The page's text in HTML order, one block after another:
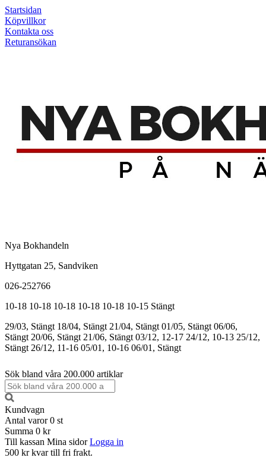
Startsidan
Köpvillkor
Kontakta oss
Returansökan
Nya Bokhandeln
Hyttgatan 25, Sandviken
026-252766
10-18 10-18 10-18 10-18 10-18 10-15 Stängt
29/03, Stängt 18/04, Stängt 21/04, Stängt 01/05, Stängt 06/06,
Stängt 20/06, Stängt 21/06, Stängt 03/12, 12-17 24/12, 10-13 25/12,
Stängt 26/12, 11-16 05/01, 10-16 06/01, Stängt
Sök bland våra 200.000 artiklar
Kundvagn
Antal varor 0 st
Summa 0 kr
Till kassan Mina sidor Logga in
500 kr kvar till fri frakt.